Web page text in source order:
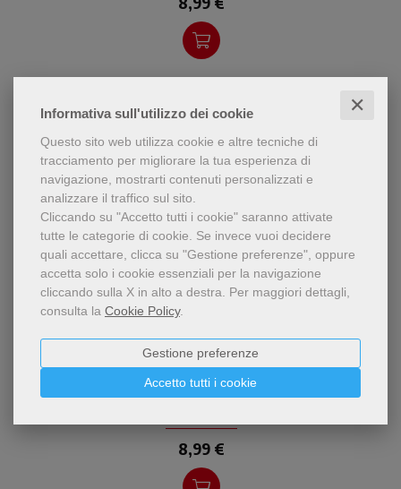
Informativa sull'utilizzo dei cookie ✕
Questo sito web utilizza cookie e altre tecniche di
tracciamento per migliorare la tua esperienza di
navigazione, mostrarti contenuti personalizzati e
analizzare il traffico sul sito.
Cliccando su "Accetto tutti i cookie" saranno attivate
tutte le categorie di cookie. Se invece vuoi decidere
quali accettare, clicca su "Gestione preferenze", oppure
accetta solo i cookie essenziali per la navigazione
cliccando sulla X in alto a destra. Per maggiori dettagli,
consulta la Cookie Policy.
Accetto tutti i cookie
Gestione preferenze
I fioretti di un francescano
nel cuore delle periferie
In cammino verso l’ignoto
Jack Mardesic
Claire Denoël
8,99 €